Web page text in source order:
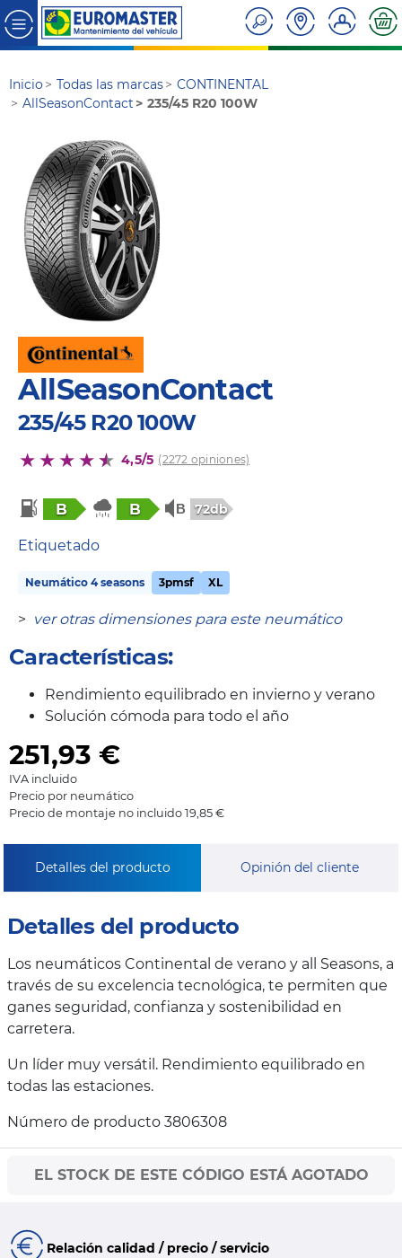
Inicio Todas las marcas
CONTINENTAL
AllSeasonContact
235/45 R20 100W
AllSeasonContact
235/45 R20 100W
4,5/5 (2272 opiniones)
B B 72db
Etiquetado
Neumático 4 seasons 3pmsf XL
> ver otras dimensiones para este neumático
Características:
Rendimiento equilibrado en invierno y verano
Solución cómoda para todo el año
251,93 €
IVA incluido
Precio por neumático
Precio de montaje no incluido 19,85 €
Detalles del producto Opinión del cliente
Detalles del producto
Los neumáticos Continental de verano y all Seasons, a
través de su excelencia tecnológica, te permiten que
ganes seguridad, confianza y sostenibilidad en
carretera.
Un líder muy versátil. Rendimiento equilibrado en
todas las estaciones.
Número de producto 3806308
EL STOCK DE ESTE CÓDIGO ESTÁ AGOTADO
Relación calidad / precio / servicio